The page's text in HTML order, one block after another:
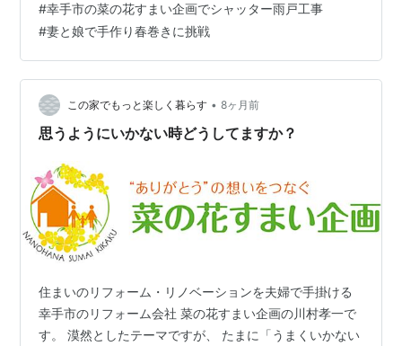
#幸手市の菜の花すまい企画でシャッター雨戸工事
#妻と娘で手作り春巻きに挑戦
この家でもっと楽しく暮らす • 8ヶ月前
思うようにいかない時どうしてますか？
住まいのリフォーム・リノベーションを夫婦で手掛ける
幸手市のリフォーム会社 菜の花すまい企画の川村孝一で
す。 漠然としたテーマですが、 たまに「うまくいかない